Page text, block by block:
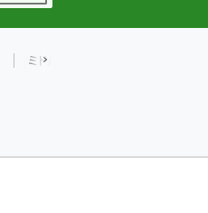
絆～
ミドルウェア